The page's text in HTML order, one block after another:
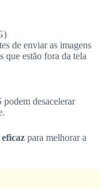
de enviar as imagens
que estão fora da tela
desacelerar
para melhorar a